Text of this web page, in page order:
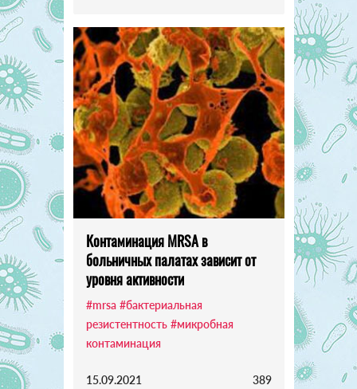
Контаминация MRSA в
больничных палатах зависит от
уровня активности
#mrsa #бактериальная
резистентность #микробная
контаминация
15.09.2021 389